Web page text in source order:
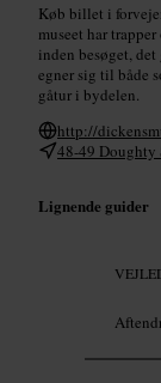
Køb billet i
museet har
inden besøget,
egner sig til både
gåtur i bydelen.
http://
48-49 Doughty
Lignende guider